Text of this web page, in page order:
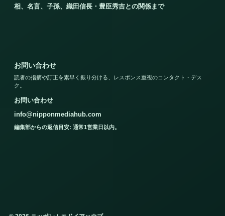
相、名言、子孫、織田信長・豊臣秀吉との関係まで
お問い合わせ
読者の指摘や訂正を素早く振り分ける、レスポンス重視のコンタクト・デス
ク。
お問い合わせ
info@nipponmediahub.com
編集部からの返信目安: 通常1営業日以内。